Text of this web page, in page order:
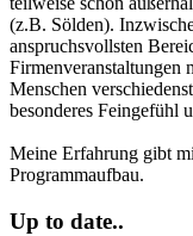
(z.B. Sölden).
anspruchsvollsten
Firmenveranstaltungen
Menschen
besonderes Feingefühl
Meine Erfahrung gibt
Programmaufbau.
Up to date..